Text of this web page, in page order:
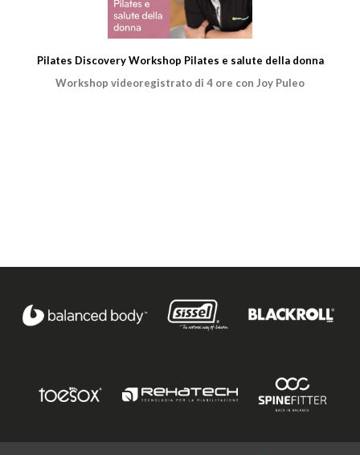
Pilates Discovery Workshop Pilates e salute della donna
Workshop videoregistrato di 4 ore con Joy Puleo